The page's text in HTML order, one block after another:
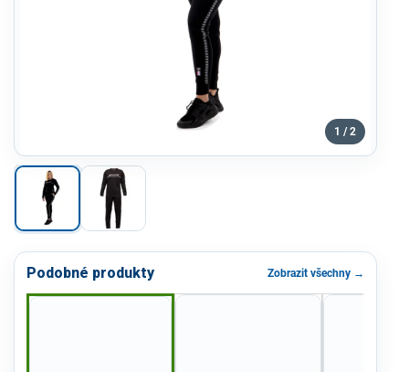
1 / 2
Podobné produkty Zobrazit všechny →